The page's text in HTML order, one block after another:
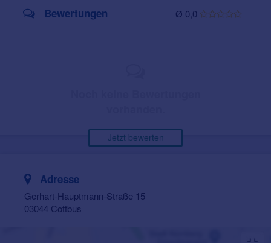
Ø 0,0
Bewertungen
Jetzt bewerten
Adresse
Gerhart-Hauptmann-Straße 15
03044 Cottbus